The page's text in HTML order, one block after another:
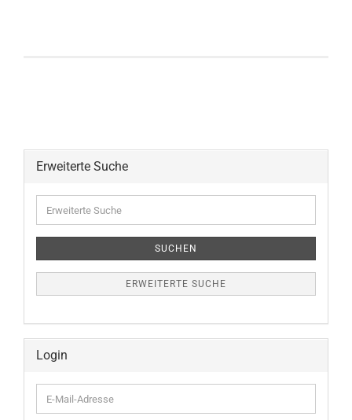
Erweiterte Suche
Suche
SUCHEN
ERWEITERTE SUCHE
Login
E-
Mail-